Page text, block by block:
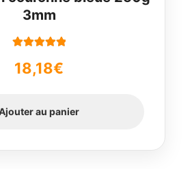
3mm
18,18€
au panier